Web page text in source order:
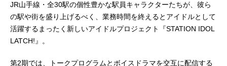
JR山手線・全30駅の個性豊かな駅員キャラクターたちが、彼ら
の駅や街を盛り上げるべく、業務時間を終えるとアイドルとして
活躍するまったく新しいアイドルプロジェクト『STATION IDOL
LATCH!』。
第2期では、トークプログラムとボイスドラマを交互に配信する